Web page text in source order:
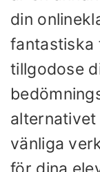
din
fantastiska
tillgodose
vänliga